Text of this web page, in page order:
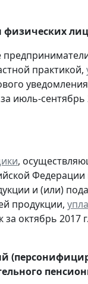
физических
практикой,
июль-сентябрь
,
Федерации
и (или)
продукции,
октябрь 2017 г.